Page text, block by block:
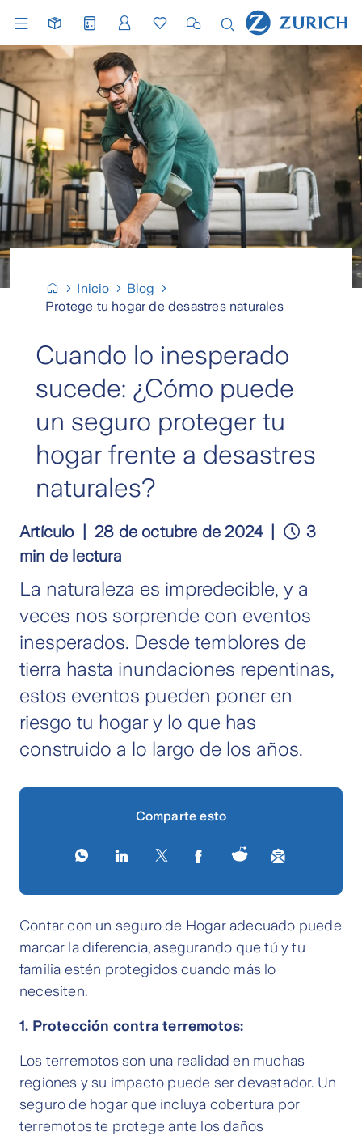
Inicio
Blog
Protege tu hogar de desastres naturales
Cuando lo inesperado
sucede: ¿Cómo puede
un seguro proteger tu
hogar frente a desastres
naturales?
Artículo 28 de octubre de 2024
3
min de lectura
La naturaleza es impredecible, y a
veces nos sorprende con eventos
inesperados. Desde temblores de
tierra hasta inundaciones repentinas,
estos eventos pueden poner en
riesgo tu hogar y lo que has
construido a lo largo de los años.
Comparte esto
Contar con un seguro de Hogar adecuado puede
marcar la diferencia, asegurando que tú y tu
familia estén protegidos cuando más lo
necesiten.
1. Protección contra terremotos:
Los terremotos son una realidad en muchas
regiones y su impacto puede ser devastador. Un
seguro de hogar que incluya cobertura por
terremotos te protege ante los daños